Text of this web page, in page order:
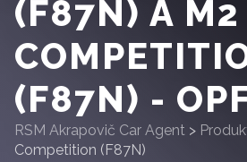
(F87N) A M2
(F87N) -
RSM Akrapovič Car Agent >
Competition (F87N)